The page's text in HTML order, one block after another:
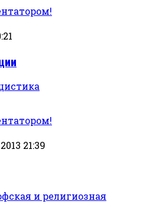
21:39
и религиозная